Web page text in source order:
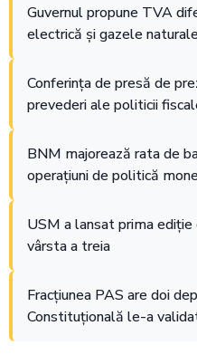
Guvernul propune TVA
electrică și gazele
Conferința de presă de
prevederi ale politicii
BNM majorează rata de
operațiuni de politică
USM a lansat prima
vârsta a treia
Fracțiunea PAS are doi
Constituțională le-a